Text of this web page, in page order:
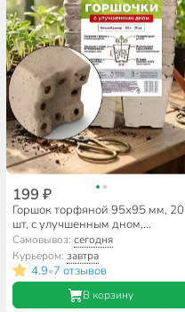
199 ₽
Горшок торфяной 95х95 мм, 20
шт, с улучшенным дном,
ГазонCity
Самовывоз:сегодня
Курьером:завтра
4.9•7 отзывов
В корзину